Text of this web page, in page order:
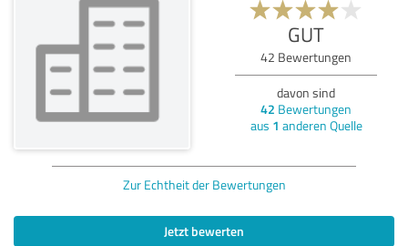
GUT
42 Bewertungen
davon sind
42 Bewertungen
aus 1 anderen Quelle
Zur Echtheit der Bewertungen
Jetzt bewerten